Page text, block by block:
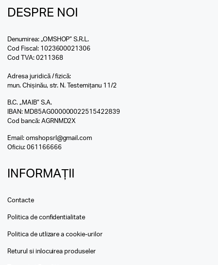
DESPRE NOI
Denumirea: „OMSHOP” S.R.L.
Cod Fiscal: 1023600021306
Cod TVA: 0211368
Adresa juridică / fizică:
mun. Chișinău, str. N. Testemițanu 11/2
B.C. „MAIB” S.A.
IBAN: MD85AG000000022515422839
Cod bancă: AGRNMD2X
Email: omshopsrl@gmail.com
Oficiu: 061166666
INFORMAȚII
Contacte
Politica de confidentialitate
Politica de utlizare a cookie-urilor
Returul si inlocuirea produseler